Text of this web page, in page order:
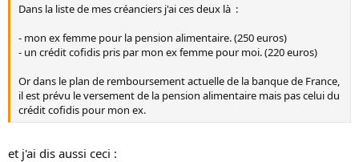
Dans la liste de mes créanciers j'ai ces deux là :
- mon ex femme pour la pension alimentaire. (250 euros)
- un crédit cofidis pris par mon ex femme pour moi. (220 euros)
Or dans le plan de remboursement actuelle de la banque de France,
il est prévu le versement de la pension alimentaire mais pas celui du
crédit cofidis pour mon ex.
et j'ai dis aussi ceci :